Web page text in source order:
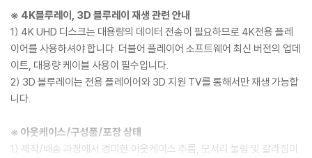
※ 4K블루레이, 3D 블루레이 재생 관련 안내
1) 4K UHD 디스크는 대용량의 데이터 전송이 필요하므로 4K전용 플레
이어를 사용하셔야 합니다. 더불어 플레이어 소프트웨어 최신 버전의 업데
이트, 대용량 케이블 사용이 필수입니다.
2) 3D 블루레이는 전용 플레이어와 3D 지원 TV를 통해서만 재생 가능합
니다.
※ 아웃케이스/구성품/포장 상태
1) 제작/배송 과정에서 경미한 아웃케이스 주름, 모서리 눌림 및 갈라짐이